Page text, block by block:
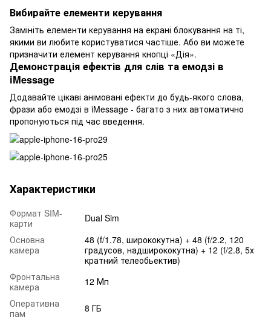
Вибирайте елементи керування
Замініть елементи керування на екрані блокування на ті,
якими ви любите користуватися частіше. Або ви можете
призначити елемент керування кнопці «Дія».
Демонстрація ефектів для слів та емодзі в
iMessage
Додавайте цікаві анімовані ефекти до будь-якого слова,
фрази або емодзі в iMessage - багато з них автоматично
пропонуються під час введення.
Характеристики
Формат SIM-
карти
Dual Sim
Основна
камера
48 (f/1.78, ширококутна) + 48 (f/2.2, 120
градусов, надширококутна) + 12 (f/2.8, 5х
кратний телеобьектив)
Фронтальна
камера
12 Мп
Оперативна
пам
8 ГБ